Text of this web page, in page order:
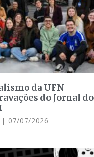
da UFN
do Jornal do
07/07/2026